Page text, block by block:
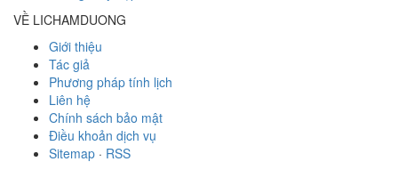
VỀ LICHAMDUONG
Giới thiệu
Tác giả
Phương pháp tính lịch
Liên hệ
Chính sách bảo mật
Điều khoản dịch vụ
Sitemap · RSS